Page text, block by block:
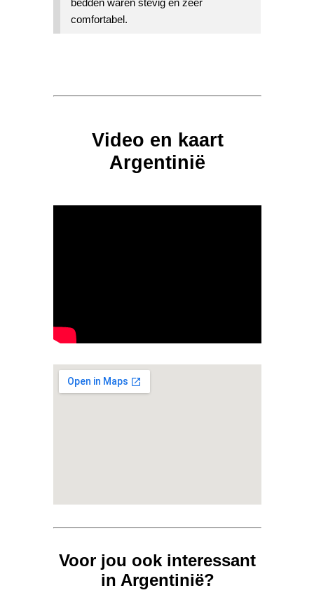
comfortabel.
Video en kaart
Argentinië
Voor jou ook interessant
in Argentinië?